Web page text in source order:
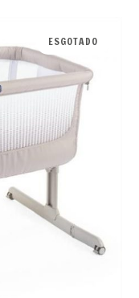
ESGOTADO